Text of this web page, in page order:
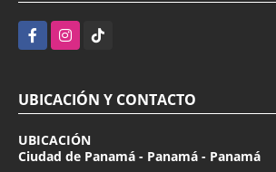
FacebookInstagramTikTok
UBICACIÓN Y CONTACTO
UBICACIÓN
Ciudad de Panamá - Panamá - Panamá